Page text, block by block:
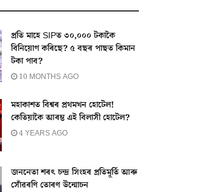
প্ৰতি মাহে SIPত ৩০,০০০ টকাকৈ
বিনিয়োগ কৰিছে? ৫ বছৰ পাছত কিমান
টকা পাব?
10 MONTHS AGO
মহাকাশত বিশ্বৰ প্ৰথমখন হোটেল!
কেতিয়াকৈ আৰম্ভ এই বিলাসী হোটেল?
4 YEARS AGO
জননেতা শৰৎ চন্দ্ৰ সিংহৰ প্ৰতিমূৰ্তি আৰু
সোঁৱৰণি তোৰণ উন্মোচন